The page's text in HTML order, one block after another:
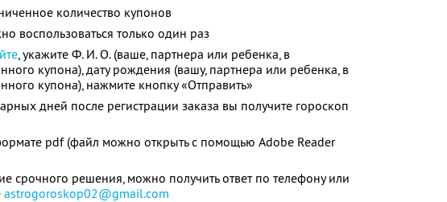
количество купонов
воспользоваться только один раз
, укажите Ф. И. О.(ваше, партнера или ребенка, в
купона), дату рождения (вашу, партнера или ребенка, в
купона), нажмите кнопку «Отправить»
дней после регистрации заказа вы получите гороскоп
pdf (файл можно открыть с помощью Adobe Reader
срочного решения, можно получить ответ по телефону или
astrogoroskop02@gmail.com